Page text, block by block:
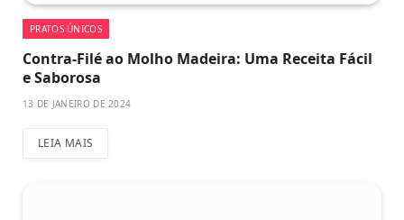
PRATOS ÚNICOS
Contra-Filé ao Molho Madeira: Uma Receita Fácil
e Saborosa
13 DE JANEIRO DE 2024
LEIA MAIS